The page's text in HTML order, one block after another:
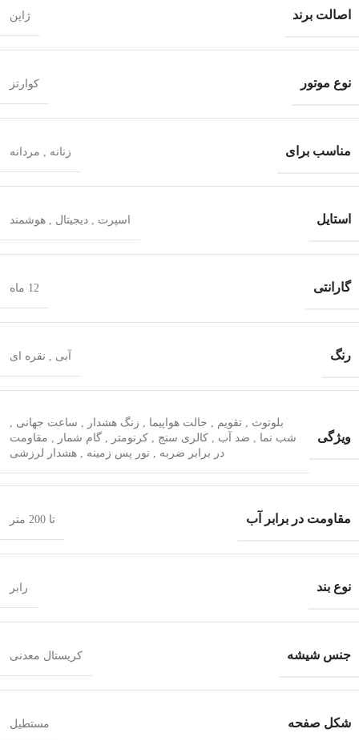
اصالت برند ژاپن
نوع موتور کوارتز
مناسب برای زنانه , مردانه
استایل اسپرت , دیجیتال , هوشمند
گارانتی 12 ماه
رنگ آبی , نقره ای
ویژگی
بلوتوث , تقویم , حالت هواپیما , زنگ هشدار , ساعت جهانی ,
شب‌ نما , ضد آب , کالری سنج , کرنومتر , گام شمار , مقاومت
در برابر ضربه , نور پس زمینه , هشدار لرزشی
مقاومت در برابر آب تا 200 متر
نوع بند رابر
جنس شیشه کریستال معدنی
شکل صفحه مستطیل